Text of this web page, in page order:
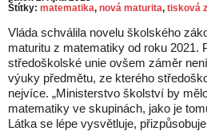
Štítky: matematika, nová maturita, tisková
Vláda schválila novelu školského
maturitu z matematiky od roku 2021.
středoškolské unie ovšem záměr
výuky předmětu, ze kterého
nejvíce. „Ministerstvo školství by
matematiky ve skupinách, jako je
Látka se lépe vysvětluje,